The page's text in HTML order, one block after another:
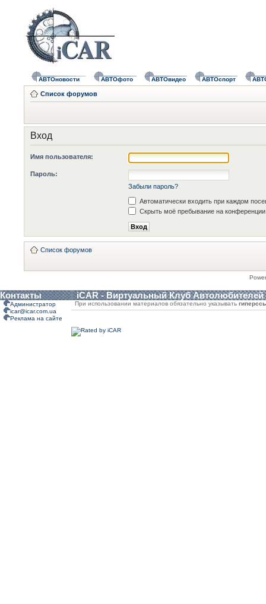
АВТОновости АВТОфото АВТОвидео АВТОспорт
Список форумов
Вход
Имя пользователя:
Пароль:
Забыли пароль?
Автоматически входить при каждом
Скрыть моё пребывание на конференции
Список форумов
Контакты iCAR - Виртуальный Клуб Автолюбителей
Администратор
icar@icar.com.ua
Реклама на сайте
При использовании материалов обязательно указывать